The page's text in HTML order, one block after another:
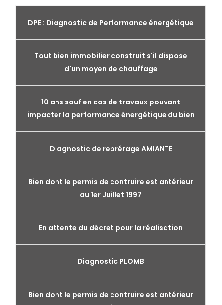
DPE : Diagnostic de Performance énergétique
Tout bien immobilier construit s'il dispose
d'un moyen de chauffage
10 ans sauf en cas de travaux pouvant
impacter la performance énergétique du bien
Diagnostic de reprérage AMIANTE
Bien dont le permis de contruire est antérieur
au 1er Juillet 1997
En attente du décret pour la réalisation
Diagnostic PLOMB
Bien dont le permis de contruire est antérieur